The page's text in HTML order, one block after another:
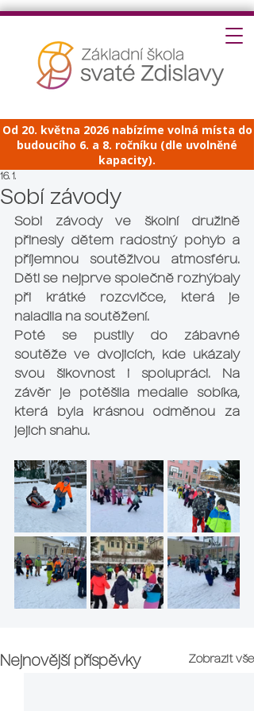
Od 20. května 2026 nabízíme volná místa do
budoucího 6. a 8. ročníku (dle uvolněné
kapacity).
Sobí závody
16. 1.
Sobi závody ve školní družině
přinesly dětem radostný pohyb a
příjemnou soutěživou atmosféru.
Děti se nejprve společně rozhýbaly
při krátké rozcvičce, která je
naladila na soutěžení.
Poté se pustily do zábavné
soutěže ve dvojicích, kde ukázaly
svou šikovnost i spolupráci. Na
závěr je potěšila medaile sobíka,
která byla krásnou odměnou za
jejich snahu.
Nejnovější příspěvky Zobrazit vše